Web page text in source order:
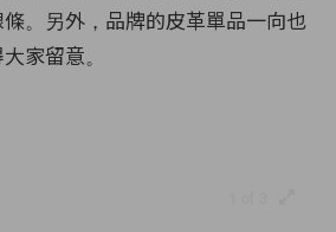
。另外，品牌的皮革單品一向也
家留意。